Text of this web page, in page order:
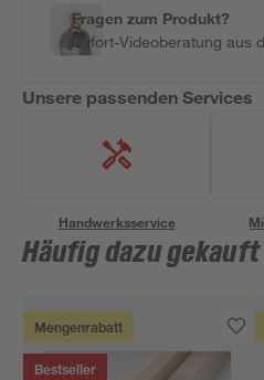
Fragen zum Produkt?
Sofort-Videoberatung aus
Unsere passenden Services
Handwerksservice
Häufig dazu gekauft
Mengenrabatt
Bestseller